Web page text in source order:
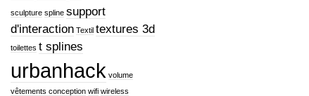
sculpture spline support
d'interaction Textil textures 3d
toilettes t splines
urbanhack volume
vêtements conception wifi wireless